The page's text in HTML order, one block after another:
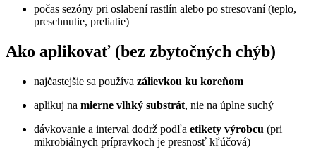
počas sezóny pri oslabení rastlín alebo po stresovaní (teplo,
preschnutie, preliatie)
Ako aplikovať (bez zbytočných chýb)
najčastejšie sa používa zálievkou ku koreňom
aplikuj na mierne vlhký substrát, nie na úplne suchý
dávkovanie a interval dodrž podľa etikety výrobcu (pri
mikrobiálnych prípravkoch je presnosť kľúčová)